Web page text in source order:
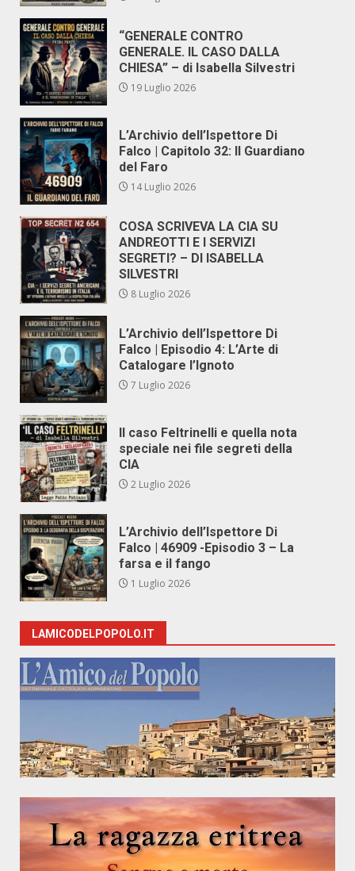
“GENERALE CONTRO
GENERALE. IL CASO DALLA
CHIESA” – di Isabella Silvestri
19 Luglio 2026
L’Archivio dell’Ispettore Di
Falco | Capitolo 32: Il Guardiano
del Faro
14 Luglio 2026
COSA SCRIVEVA LA CIA SU
ANDREOTTI E I SERVIZI
SEGRETI? – DI ISABELLA
SILVESTRI
8 Luglio 2026
L’Archivio dell’Ispettore Di
Falco | Episodio 4: L’Arte di
Catalogare l’Ignoto
7 Luglio 2026
Il caso Feltrinelli e quella nota
speciale nei file segreti della
CIA
2 Luglio 2026
L’Archivio dell’Ispettore Di
Falco | 46909 -Episodio 3 – La
farsa e il fango
1 Luglio 2026
LAMICODELPOPOLO.IT